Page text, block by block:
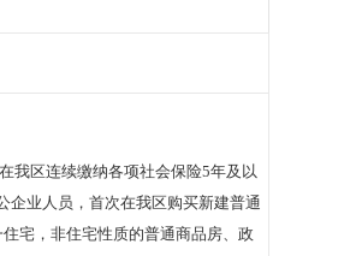
我区连续缴纳各项社会保险5年及以
企业人员，首次在我区购买新建普通
宅，非住宅性质的普通商品房、政